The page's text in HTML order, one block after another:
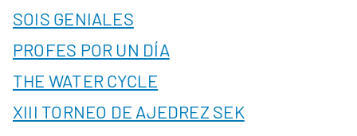
SOIS GENIALES
PROFES POR UN DÍA
THE WATER CYCLE
XIII TORNEO DE AJEDREZ SEK